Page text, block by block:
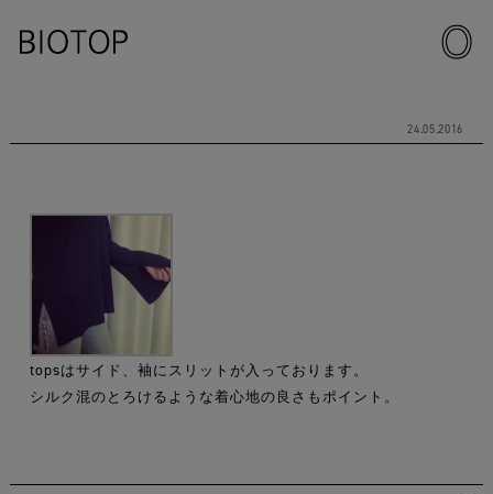
24.05.2016
topsはサイド、袖にスリットが入っております。
シルク混のとろけるような着心地の良さもポイント。